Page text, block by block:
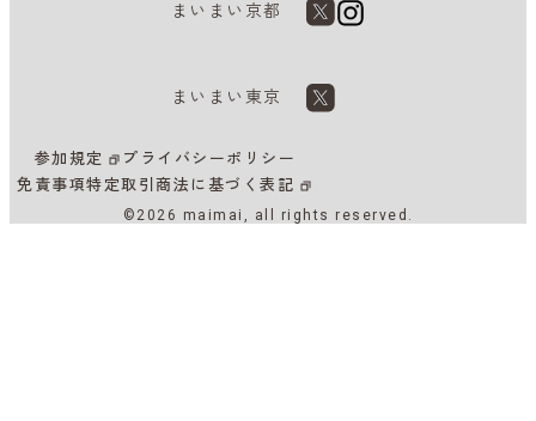
まいまい京都
まいまい東京
参加規定
プライバシーポリシー
免責事項特定取引商法に基づく表記
©2026 maimai, all rights reserved.